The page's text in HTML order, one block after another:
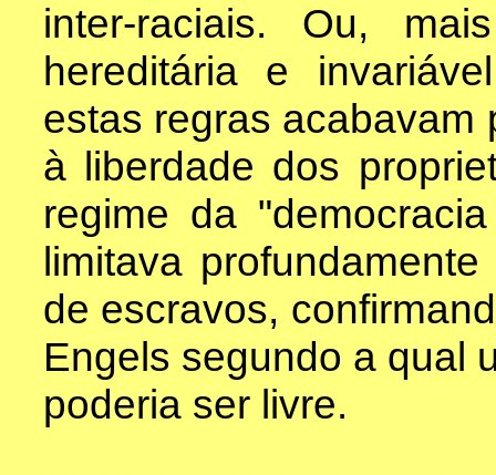
inter-raciais. Ou,
hereditária e
estas regras acabavam
à liberdade dos
regime da
limitava
de escravos,
Engels segundo a qual
poderia ser livre.